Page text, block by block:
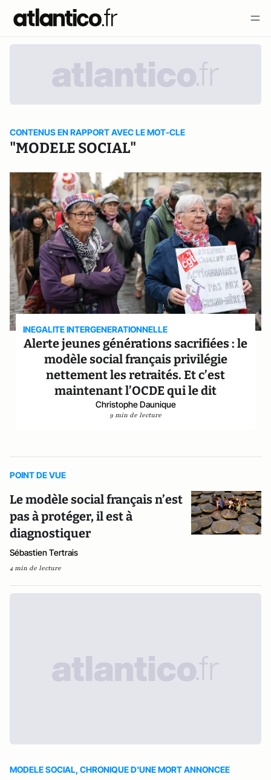
CONTENUS EN RAPPORT AVEC LE MOT-CLE
"MODELE SOCIAL"
INEGALITE INTERGENERATIONNELLE
Alerte jeunes générations sacrifiées : le
modèle social français privilégie
nettement les retraités. Et c’est
maintenant l’OCDE qui le dit
Christophe Daunique
9 min de lecture
POINT DE VUE
Le modèle social français n’est
pas à protéger, il est à
diagnostiquer
Sébastien Tertrais
4 min de lecture
MODELE SOCIAL, CHRONIQUE D'UNE MORT ANNONCEE